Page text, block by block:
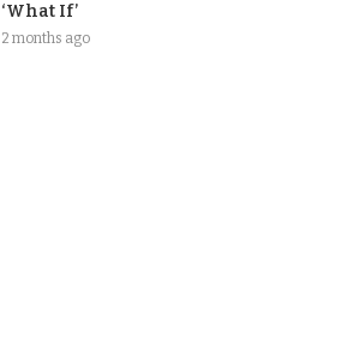
‘What If’
2 months ago